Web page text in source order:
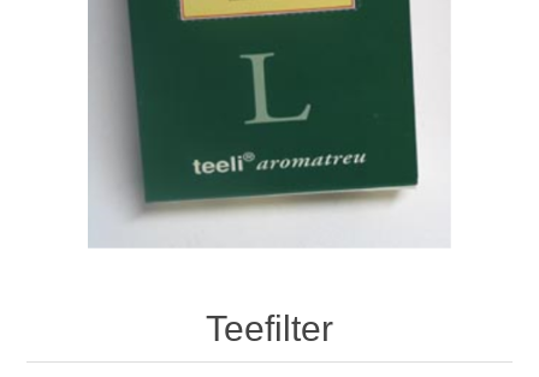
Teefilter